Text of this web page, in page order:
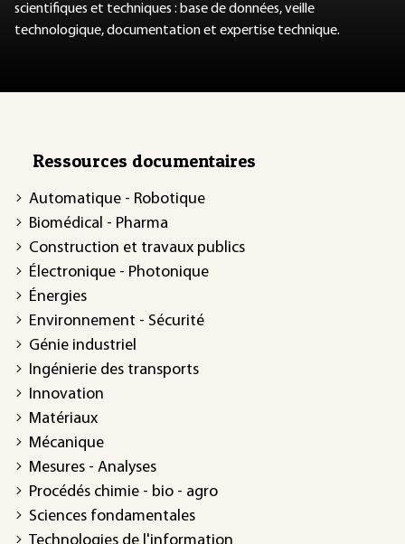
scientifiques et techniques : base de données, veille
technologique, documentation et expertise technique.
Ressources documentaires
Automatique - Robotique
Biomédical - Pharma
Construction et travaux publics
Électronique - Photonique
Énergies
Environnement - Sécurité
Génie industriel
Ingénierie des transports
Innovation
Matériaux
Mécanique
Mesures - Analyses
Procédés chimie - bio - agro
Sciences fondamentales
Technologies de l'information